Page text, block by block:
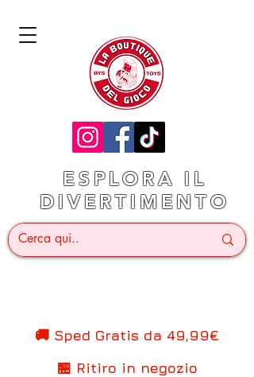
ESPLORA IL
DIVERTIMENTO
🚚 Sped Gratis da 49,99€
🏪 Ritiro in negozio